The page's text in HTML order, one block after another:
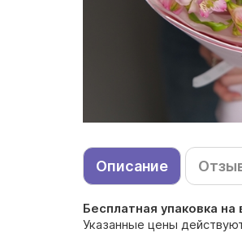
Описание
Бесплатная упаковка на
Указанные цены